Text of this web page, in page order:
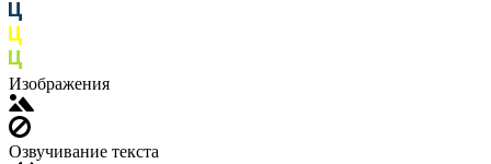
Изображения
Озвучивание текста